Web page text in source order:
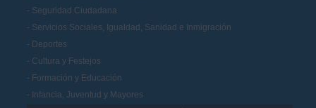
Seguridad Ciudadana
Servicios Sociales, Igualdad, Sanidad e Inmigración
Deportes
Cultura y Festejos
Formación y Educación
Infancia, Juventud y Mayores